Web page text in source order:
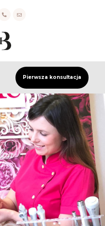
 
Pierwsza konsultacja